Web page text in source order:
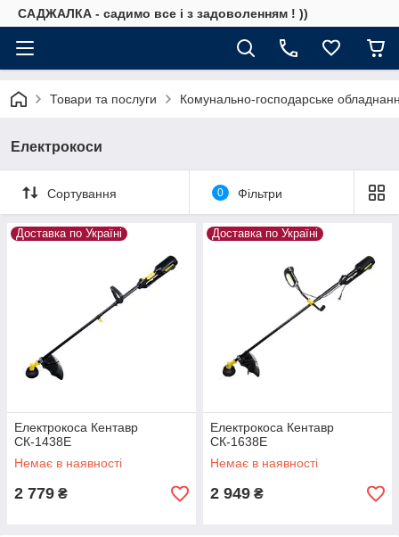
САДЖАЛКА - садимо все і з задоволенням ! ))
Товари та послуги Комунально-господарське
Електрокоси
Сортування 0 Фільтри
Доставка по Україні
Електрокоса Кентавр
СК-1438Е
Немає в наявності
2 779 ₴
Доставка по Україні
Електрокоса Кентавр
СК-1638Е
Немає в наявності
2 949 ₴